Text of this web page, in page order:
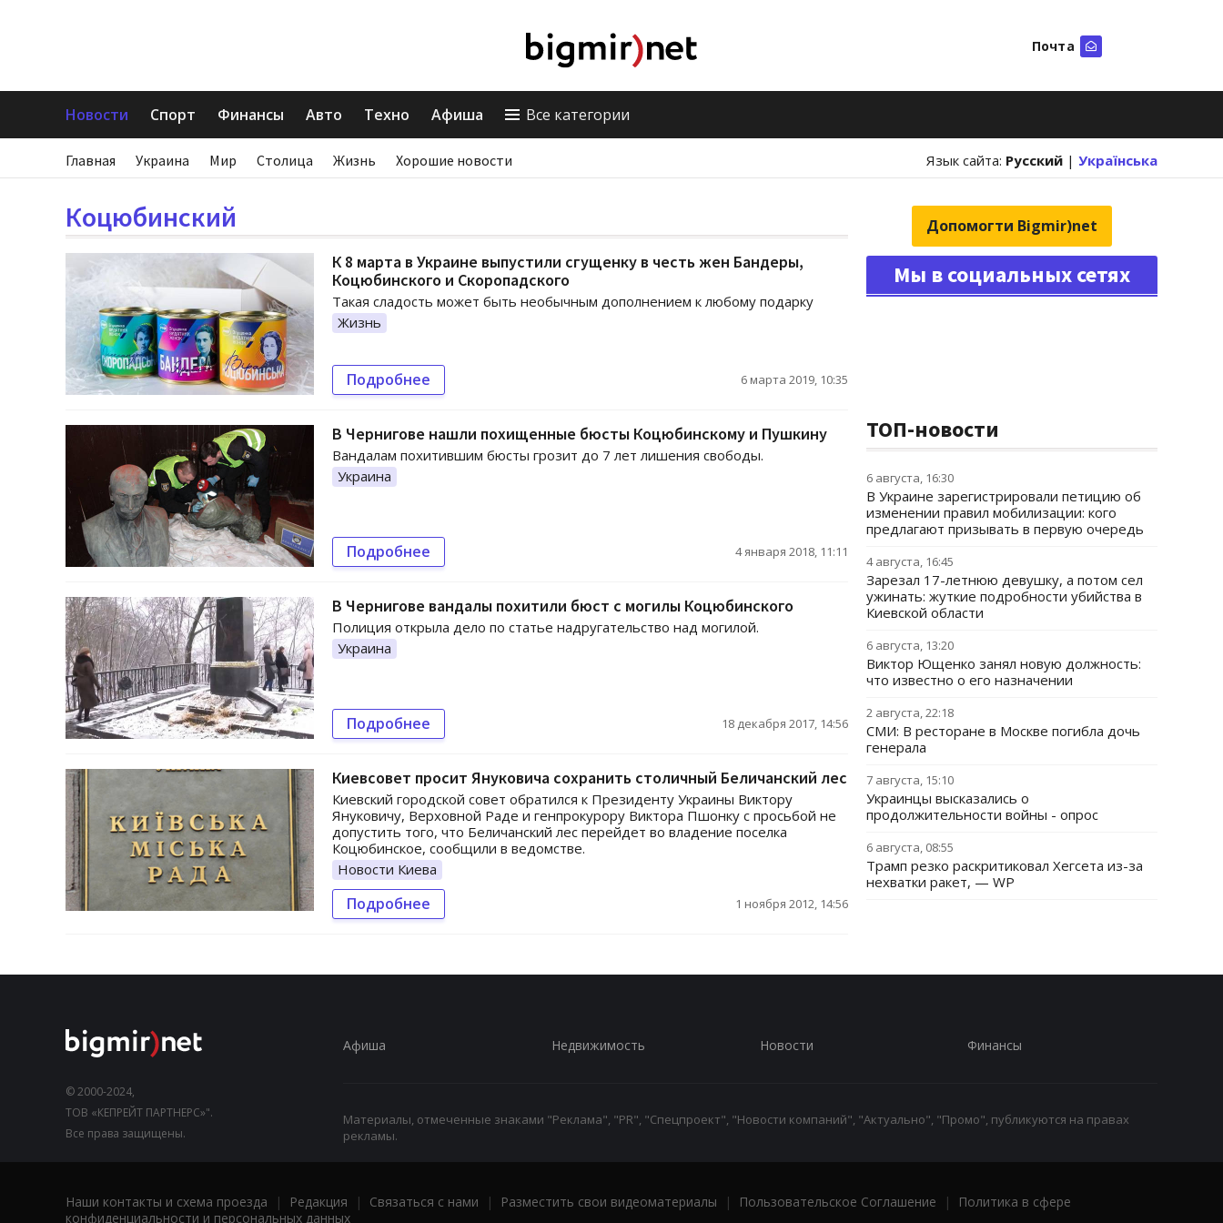
Почта
Новости Спорт Финансы Авто Техно Афиша Все категории
Главная Украина Мир Столица Жизнь Хорошие новости Язык сайта: Русский | Українська
Коцюбинский
К 8 марта в Украине выпустили сгущенку в честь жен Бандеры,
Коцюбинского и Скоропадского
Такая сладость может быть необычным дополнением к любому подарку
Жизнь
Подробнее 6 марта 2019, 10:35
В Чернигове нашли похищенные бюсты Коцюбинскому и Пушкину
Вандалам похитившим бюсты грозит до 7 лет лишения свободы.
Украина
Подробнее 4 января 2018, 11:11
В Чернигове вандалы похитили бюст с могилы Коцюбинского
Полиция открыла дело по статье надругательство над могилой.
Украина
Подробнее 18 декабря 2017, 14:56
Киевсовет просит Януковича сохранить столичный Беличанский лес
Киевский городской совет обратился к Президенту Украины Виктору
Януковичу, Верховной Раде и генпрокурору Виктора Пшонку с просьбой не
допустить того, что Беличанский лес перейдет во владение поселка
Коцюбинское, сообщили в ведомстве.
Новости Киева
Подробнее 1 ноября 2012, 14:56
Допомогти Bigmir)net
Мы в социальных сетях
ТОП-новости
6 августа, 16:30
В Украине зарегистрировали петицию об
изменении правил мобилизации: кого
предлагают призывать в первую очередь
4 августа, 16:45
Зарезал 17-летнюю девушку, а потом сел
ужинать: жуткие подробности убийства в
Киевской области
6 августа, 13:20
Виктор Ющенко занял новую должность:
что известно о его назначении
2 августа, 22:18
СМИ: В ресторане в Москве погибла дочь
генерала
7 августа, 15:10
Украинцы высказались о
продолжительности войны - опрос
6 августа, 08:55
Трамп резко раскритиковал Хегсета из-за
нехватки ракет, — WP
© 2000-2024,
ТОВ «КЕПРЕЙТ ПАРТНЕРС»".
Все права защищены.
Афиша Недвижимость Новости Финансы
Материалы, отмеченные знаками "Реклама", "PR", "Спецпроект", "Новости компаний", "Актуально", "Промо", публикуются на правах
рекламы.
Наши контакты и схема проезда | Редакция | Связаться с нами | Разместить свои видеоматериалы | Пользовательское Соглашение |
Политика в сфере
конфиденциальности и персональных данных